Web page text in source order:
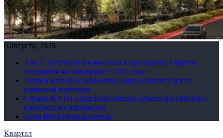
9 августа, 2026
ТАСС: суточная закачка газа в хранилища Европы
находится на минимуме с 2011 года
Первая и вторая экономики мира добились роста
взаимной торговли
Страна НАТО нарастила импорт одного российского
продукта до максимума
Цена Brent резко взлетела
Квартал